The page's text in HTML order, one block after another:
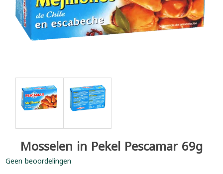
Mosselen in Pekel Pescamar 69g
Geen beoordelingen